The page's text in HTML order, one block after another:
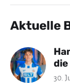
Aktuelle
30.